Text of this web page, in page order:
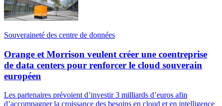
Souveraineté des centre de données
Orange et Morrison veulent créer une coentreprise
de data centers pour renforcer le cloud souverain
européen
Les partenaires prévoient d’investir 3 milliards d’euros afin
d’accompagner la croissance des besoins en cloud et en intelligence